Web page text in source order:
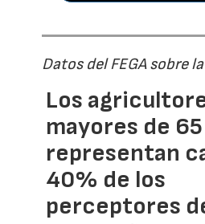
Datos del FEGA sobre
Los
mayores de
representan
40% de los
perceptores